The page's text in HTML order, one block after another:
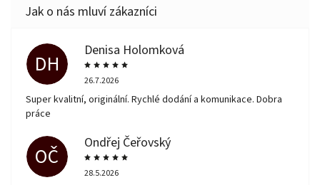
DH
Denisa Holomková
26.7.2026
Super kvalitní, originální. Rychlé dodání a komunikace. Dobra
práce
OČ
Ondřej Čeřovský
28.5.2026